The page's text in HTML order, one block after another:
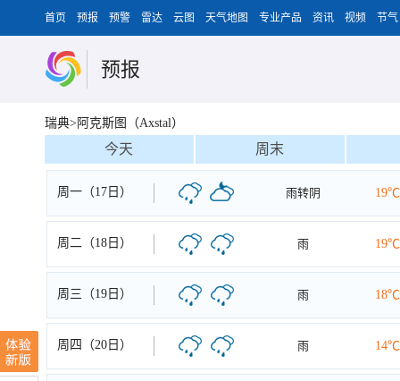
首页 预报 预警 雷达 云图 天气地图 专业产品 资讯 视频 节气
预报
瑞典>阿克斯图（Axstal）
今天 周末
周一（17日） 雨转阴 19℃
周二（18日） 雨 19℃
周三（19日） 雨 18℃
周四（20日） 雨 14℃